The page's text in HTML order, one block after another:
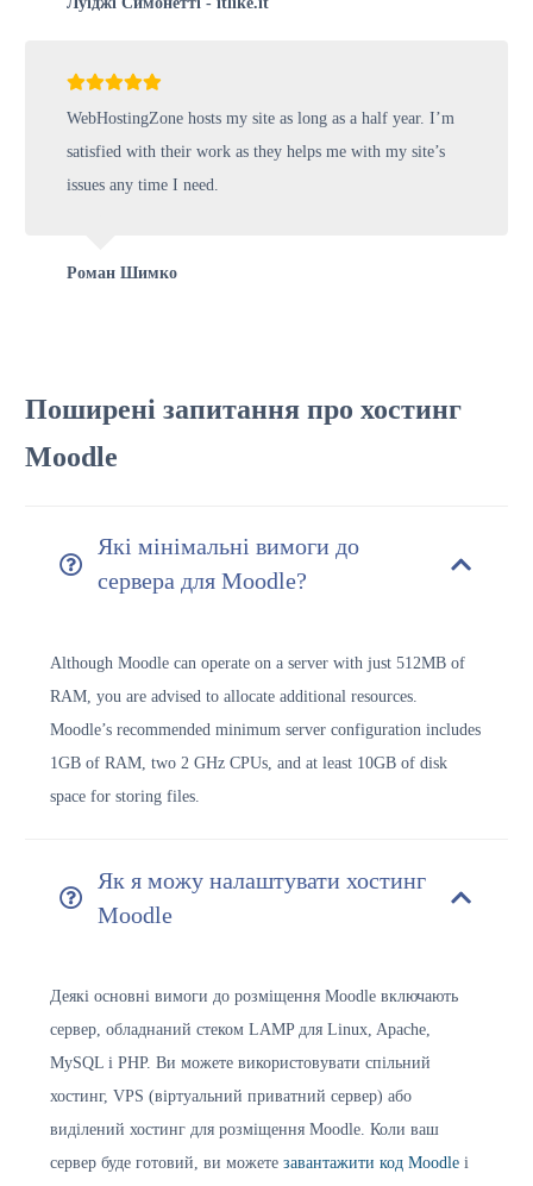
WebHostingZone hosts my site as long as a half year. I’m
satisfied with their work as they helps me with my site’s
issues any time I need.
Роман Шимко
Поширені запитання про хостинг
Moodle
Які мінімальні вимоги до
сервера для Moodle?
Although Moodle can operate on a server with just 512MB of
RAM, you are advised to allocate additional resources.
Moodle’s recommended minimum server configuration includes
1GB of RAM, two 2 GHz CPUs, and at least 10GB of disk
space for storing files.
Як я можу налаштувати хостинг
Moodle
Деякі основні вимоги до розміщення Moodle включають
сервер, обладнаний стеком LAMP для Linux, Apache,
MySQL і PHP. Ви можете використовувати спільний
хостинг, VPS (віртуальний приватний сервер) або
виділений хостинг для розміщення Moodle. Коли ваш
сервер буде готовий, ви можете завантажити код Moodle і